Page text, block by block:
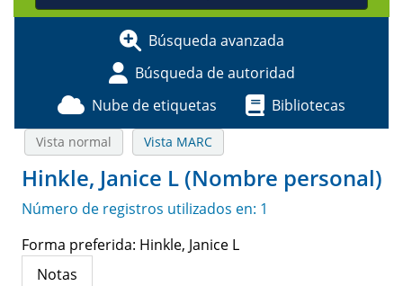
Búsqueda avanzada
Búsqueda de autoridad
Nube de etiquetas
Bibliotecas
Vista normal Vista MARC
Hinkle, Janice L (Nombre personal)
Número de registros utilizados en: 1
Forma preferida: Hinkle, Janice L
Notas